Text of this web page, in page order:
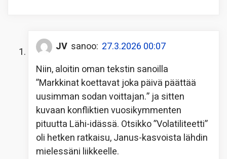
JV sanoo: 27.3.2026 00:07
Niin, aloitin oman tekstin sanoilla
”Markkinat koettavat joka päivä päättää
uusimman sodan voittajan.” ja sitten
kuvaan konfliktien vuosikymmenten
pituutta Lähi-idässä. Otsikko ”Volatiliteetti”
oli hetken ratkaisu, Janus-kasvoista lähdin
mielessäni liikkeelle.